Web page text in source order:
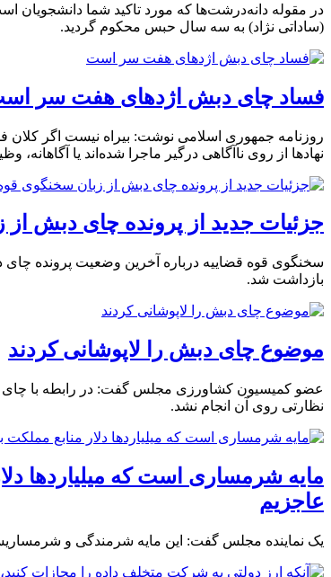
در مقوله دانه‌درشت‌ها که مورد تاکید شما دانشجویان
(ساداتی نژاد) به سه سال حبس محکوم گردید.
فساد چای دبش اژدهای هفت سر
روزنامه جمهوری اسلامی نوشت: بیراه نیست اگر
نهادها از روی ناآگاهی درگیر ماجرا شده‌اند یا
جزئیات جدید از پرونده چای دبش
سخنگوی قوه قضاییه درباره آخرین وضعیت پرونده چای
بازداشت شد.
موضوع چای دبش را لاپوشانی کردند
عضو کمیسیون کشاورزی مجلس گفت: در رابطه با چای
نظارتی روی آن انجام نشد.
مایه شرمساری‌ است که میلیاردها
عاجزیم
یک نماینده مجلس گفت: این مایه شرمندگی و